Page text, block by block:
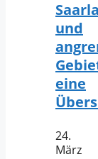
und
eine
24.
März